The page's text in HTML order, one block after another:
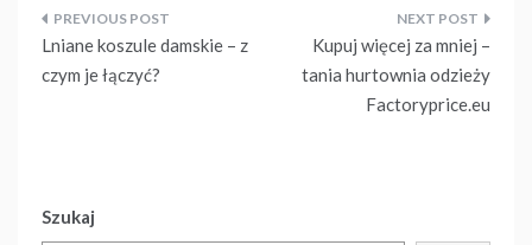
Nawigacja
wpisu
Lniane koszule damskie – z
czym je łączyć?
Kupuj więcej za mniej –
tania hurtownia odzieży
Factoryprice.eu
Szukaj